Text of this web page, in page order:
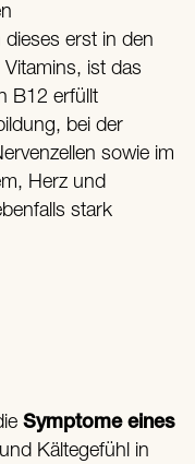
erst in den
ist das
B12 erfüllt
bei der
sowie im
Herz und
stark
Symptome eines
Kältegefühl in